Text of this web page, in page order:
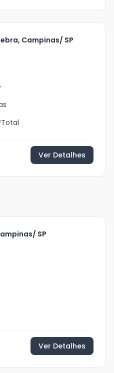
Campinas/ SP
Total
Ver Detalhes
SP
Ver Detalhes